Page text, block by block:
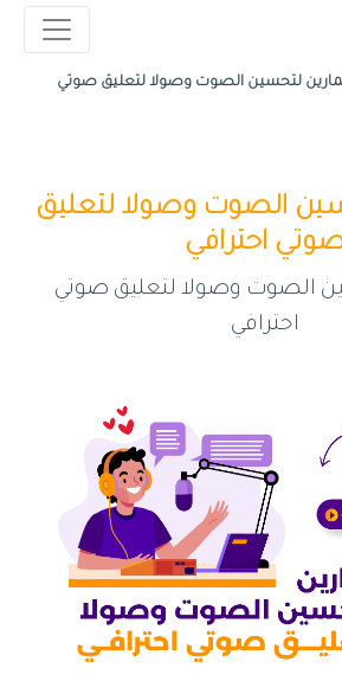
تمارين لتحسين الصوت وصولا لتعليق صوتي
الصوت وصولا لتعليق
احترافي
الصوت وصولا لتعليق صوتي
احترافي